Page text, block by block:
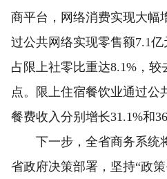
商平台，网络消费实现大幅
过公共网络实现零售额7.1亿
占限上社零比重达8.1%，较
点。限上住宿餐饮业通过公
餐费收入分别增长31.1%和
下一步，全省商务系统
省政府决策部署，坚持“政